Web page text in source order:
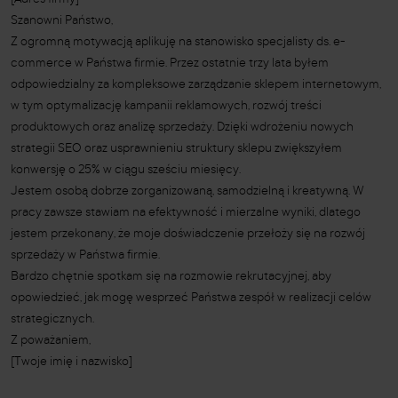
Szanowni Państwo,
Z ogromną motywacją aplikuję na stanowisko specjalisty ds. e-
commerce w Państwa firmie. Przez ostatnie trzy lata byłem
odpowiedzialny za kompleksowe zarządzanie sklepem internetowym,
w tym optymalizację kampanii reklamowych, rozwój treści
produktowych oraz analizę sprzedaży. Dzięki wdrożeniu nowych
strategii SEO oraz usprawnieniu struktury sklepu zwiększyłem
konwersję o 25% w ciągu sześciu miesięcy.
Jestem osobą dobrze zorganizowaną, samodzielną i kreatywną. W
pracy zawsze stawiam na efektywność i mierzalne wyniki, dlatego
jestem przekonany, że moje doświadczenie przełoży się na rozwój
sprzedaży w Państwa firmie.
Bardzo chętnie spotkam się na rozmowie rekrutacyjnej, aby
opowiedzieć, jak mogę wesprzeć Państwa zespół w realizacji celów
strategicznych.
Z poważaniem,
[Twoje imię i nazwisko]